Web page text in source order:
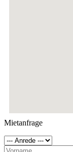
Mietanfrage